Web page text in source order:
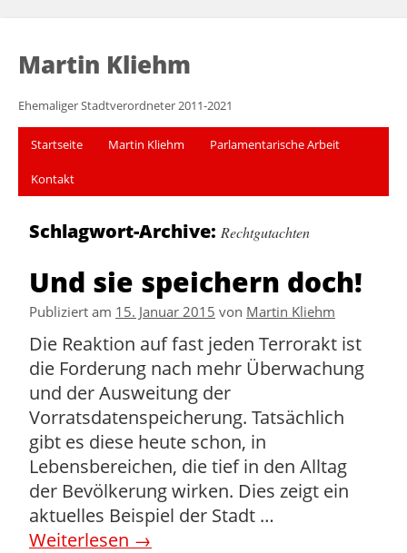
Martin Kliehm
Ehemaliger Stadtverordneter 2011-2021
Startseite Martin Kliehm Parlamentarische Arbeit
Kontakt
Schlagwort-Archive: Rechtgutachten
Und sie speichern doch!
Publiziert am 15. Januar 2015 von Martin Kliehm
Die Reaktion auf fast jeden Terrorakt ist
die Forderung nach mehr Überwachung
und der Ausweitung der
Vorratsdatenspeicherung. Tatsächlich
gibt es diese heute schon, in
Lebensbereichen, die tief in den Alltag
der Bevölkerung wirken. Dies zeigt ein
aktuelles Beispiel der Stadt …
Weiterlesen →